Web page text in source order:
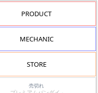
PRODUCT
MECHANIC
STORE
売切れ